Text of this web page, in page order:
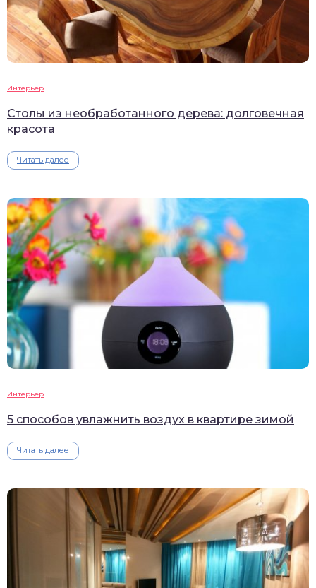
Интерьер
Столы из необработанного дерева: долговечная
красота
Читать далее
Интерьер
5 способов увлажнить воздух в квартире зимой
Читать далее